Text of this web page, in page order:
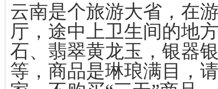
云南是个旅游大省，在
厅，途中上卫生间的地
石、翡翠黄龙玉，银器
等，商品是琳琅满目，